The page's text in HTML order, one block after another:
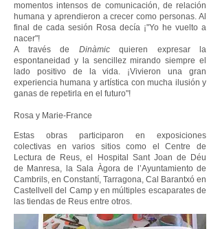
momentos intensos de comunicación, de relación
humana y aprendieron a crecer como personas. Al
final de cada sesión Rosa decía ¡"Yo he vuelto a
nacer"!
A través de Dinàmicquieren expresar la
espontaneidad y la sencillez mirando siempre el
lado positivo de la vida. ¡Vivieron una gran
experiencia humana y artística con mucha ilusión y
ganas de repetirla en el futuro"!
Rosa y Marie-France
Estas obras participaron en exposiciones
colectivas en varios sitios como el Centre de
Lectura de Reus, el Hospital Sant Joan de Déu
de Manresa, la Sala Àgora de l’Ayuntamiento de
Cambrils, en Constantí, Tarragona, Cal Barantxó en
Castellvell del Camp y en múltiples escaparates de
las tiendas de Reus entre otros.